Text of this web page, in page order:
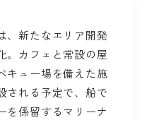
、新たなエリア開発
。カフェと常設の屋
キュー場を備えた施
される予定で、船で
を係留するマリーナ